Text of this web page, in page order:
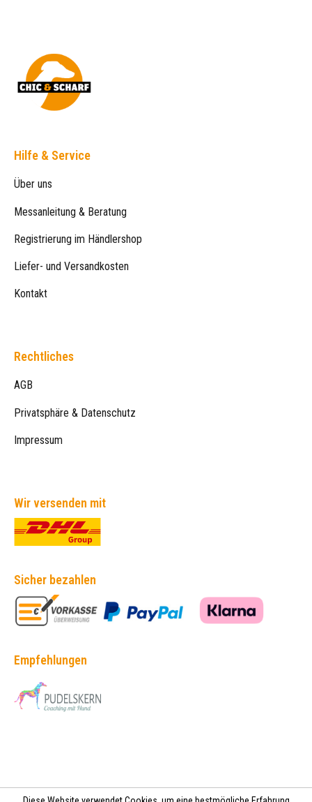
Hilfe & Service
Über uns
Messanleitung & Beratung
Registrierung im Händlershop
Liefer- und Versandkosten
Kontakt
Rechtliches
AGB
Privatsphäre & Datenschutz
Impressum
Wir versenden mit
Sicher bezahlen
Empfehlungen